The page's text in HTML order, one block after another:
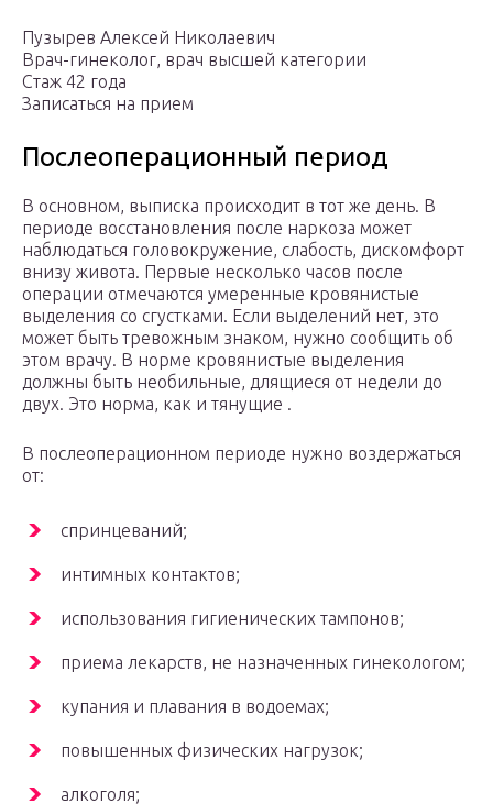
Пузырев Алексей Николаевич
Врач-гинеколог, врач высшей категории
Стаж 42 года
Записаться на прием
Послеоперационный период
В основном, выписка происходит в тот же день. В
периоде восстановления после наркоза может
наблюдаться головокружение, слабость, дискомфорт
внизу живота. Первые несколько часов после
операции отмечаются умеренные кровянистые
выделения со сгустками. Если выделений нет, это
может быть тревожным знаком, нужно сообщить об
этом врачу. В норме кровянистые выделения
должны быть необильные, длящиеся от недели до
двух. Это норма, как и тянущие .
В послеоперационном периоде нужно воздержаться
от:
спринцеваний;
интимных контактов;
использования гигиенических тампонов;
приема лекарств, не назначенных гинекологом;
купания и плавания в водоемах;
повышенных физических нагрузок;
алкоголя;